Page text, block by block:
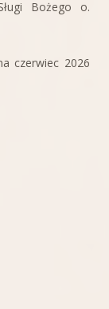
Bożego o.
czerwiec 2026